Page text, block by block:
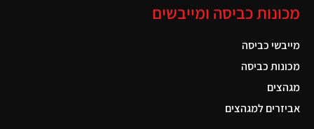
מכונות כביסה ומייבשים
מייבשי כביסה
מכונות כביסה
מגהצים
אביזרים למגהצים